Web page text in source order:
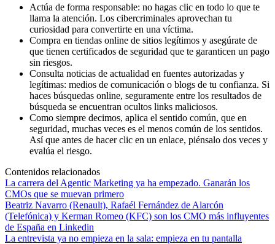
Actúa de forma responsable: no hagas clic en todo lo que te
llama la atención. Los cibercriminales aprovechan tu
curiosidad para convertirte en una víctima.
Compra en tiendas online de sitios legítimos y asegúrate de
que tienen certificados de seguridad que te garanticen un pago
sin riesgos.
Consulta noticias de actualidad en fuentes autorizadas y
legítimas: medios de comunicación o blogs de tu confianza. Si
haces búsquedas online, seguramente entre los resultados de
búsqueda se encuentran ocultos links maliciosos.
Como siempre decimos, aplica el sentido común, que en
seguridad, muchas veces es el menos común de los sentidos.
Así que antes de hacer clic en un enlace, piénsalo dos veces y
evalúa el riesgo.
Contenidos relacionados
La carrera del Agentic Marketing ya ha empezado. Ganarán los
CMOs que se muevan primero
Beatriz Navarro (Renault), Rafaél Fernández de Alarcón
(Telefónica) y Kerman Romeo (KFC) son los CMO más influyentes
de España en Linkedin
La entrevista ya no empieza en la sala: empieza en tu pantalla